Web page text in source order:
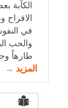
الكآبة
في
والحب
طارهاً
المزيد →